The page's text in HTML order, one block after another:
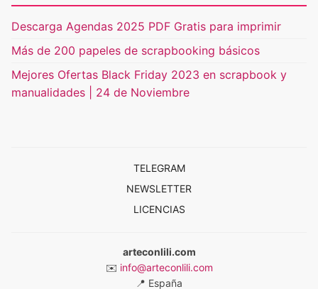
Descarga Agendas 2025 PDF Gratis para imprimir
Más de 200 papeles de scrapbooking básicos
Mejores Ofertas Black Friday 2023 en scrapbook y
manualidades | 24 de Noviembre
TELEGRAM
NEWSLETTER
LICENCIAS
arteconlili.com
✉️ info@arteconlili.com
📍 España